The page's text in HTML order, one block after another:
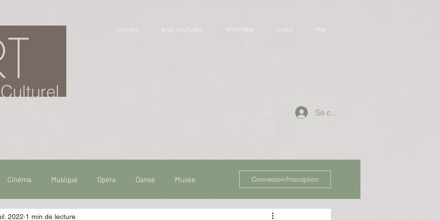
ACCUEIL BLOG CULTUREL INTERVIEW VIDEO Plus
Se connecter
Cinéma Musique Opéra Danse Musée Connexion/Inscription
2022 1 min de lecture